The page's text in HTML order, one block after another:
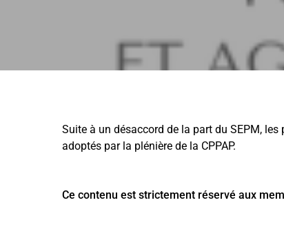
Suite à un désaccord de la part du SEPM,
adoptés par la plénière de la CPPAP.
Ce contenu est strictement réservé aux